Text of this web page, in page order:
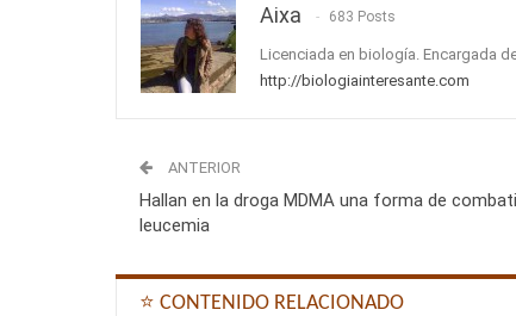
Aixa 683 Posts
Licenciada en biología. Encargada
http://biologiainteresante.com
ANTERIOR
Hallan en la droga MDMA una forma de
leucemia
⭐ CONTENIDO RELACIONADO